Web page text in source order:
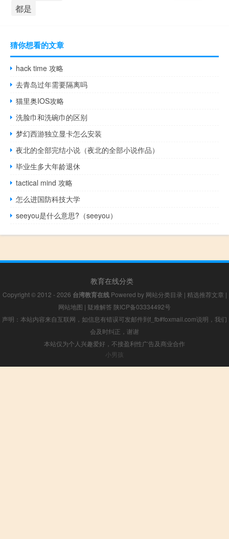
都是
猜你想看的文章
hack time 攻略
去青岛过年需要隔离吗
猫里奥IOS攻略
洗脸巾和洗碗巾的区别
梦幻西游独立显卡怎么安装
夜北的全部完结小说（夜北的全部小说作品）
毕业生多大年龄退休
tactical mind 攻略
怎么进国防科技大学
seeyou是什么意思?（seeyou）
教育在线分类
Copyright © 2012 - 2026 台湾教育在线Powered by 网站分类目录 | 精选推荐文章 |
网站地图 | 疑难解答 陕ICP备03334492号
声明：本站内容来自互联网，如信息有错误可发邮件到f_fb#foxmail.com说明，我们
会及时纠正，谢谢
本站仅为个人兴趣爱好，不接盈利性广告及商业合作
小男孩